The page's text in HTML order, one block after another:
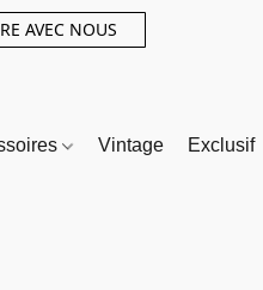
AVEC NOUS
Vintage Exclusif